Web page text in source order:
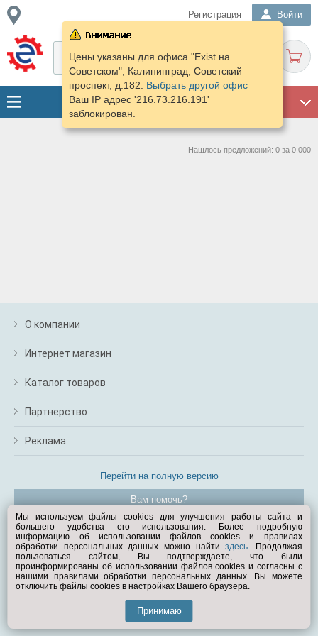
Регистрация Войти
Цены указаны для офиса "Exist на
Cоветском", Калининград, Советский
проспект, д.182. Выбрать другой офис
Ваш IP адрес '216.73.216.191'
заблокирован.
Нашлось предложений: 0 за 0.000
О компании
Интернет магазин
Каталог товаров
Партнерство
Реклама
Перейти на полную версию
Вам помочь?
© Exist.ru 1998—2026
Мы используем файлы cookies для улучшения работы сайта и
большего удобства его использования. Более подробную
информацию об использовании файлов cookies и правилах
обработки персональных данных можно найтиздесь. Продолжая
пользоваться сайтом, Вы подтверждаете, что были
проинформированы об использовании файлов cookies и согласны с
нашими правилами обработки персональных данных. Вы можете
отключить файлы cookies в настройках Вашего браузера.
Принимаю